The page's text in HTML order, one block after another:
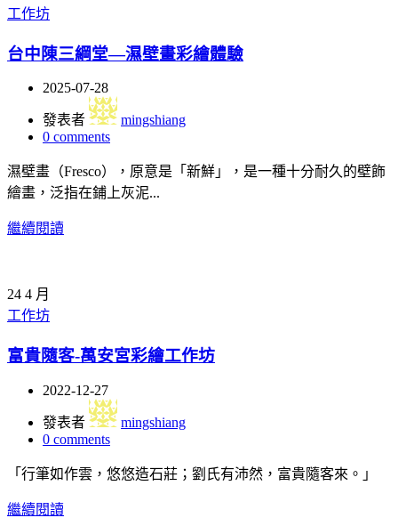
工作坊
台中陳三綱堂—濕壁畫彩繪體驗
2025-07-28
發表者
mingshiang
0 comments
濕壁畫（Fresco），原意是「新鮮」，是一種十分耐久的壁飾
繪畫，泛指在鋪上灰泥...
繼續閱讀
24 4 月
工作坊
富貴隨客-萬安宮彩繪工作坊
2022-12-27
發表者
mingshiang
0 comments
「行筆如作雲，悠悠造石莊；劉氏有沛然，富貴隨客來。」
繼續閱讀